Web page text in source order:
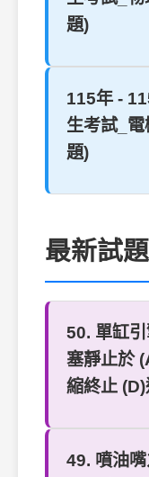
題)
115年 -
生考試_
題)
最新試題
50. 單缸
塞靜止於
縮終止
49. 噴油